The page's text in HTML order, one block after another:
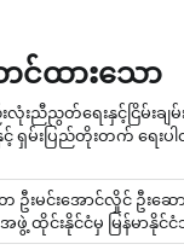
င်ထားသော
လုံးညီညွတ်ရေးနှင့်ငြိမ်းချ
ရှမ်းပြည်တိုးတက် ရေးပ
ဦးမင်းအောင်လှိုင် ဦးဆ
ထိုင်းနိုင်ငံမှ မြန်မာနိုင်